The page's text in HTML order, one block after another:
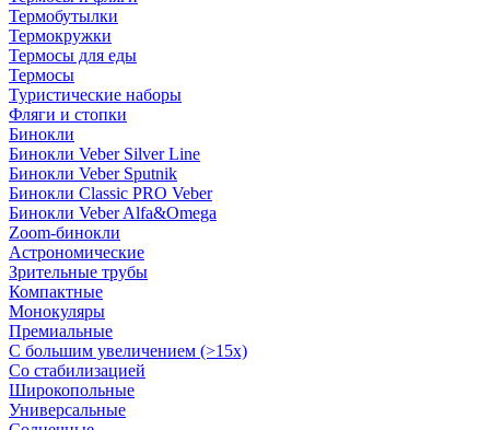
Термобутылки
Термокружки
Термосы для еды
Термосы
Туристические наборы
Фляги и стопки
Бинокли
Бинокли Veber Silver Line
Бинокли Veber Sputnik
Бинокли Classic PRO Veber
Бинокли Veber Alfa&Omega
Zoom-бинокли
Астрономические
Зрительные трубы
Компактные
Монокуляры
Премиальные
С большим увеличением (>15x)
Со стабилизацией
Широкопольные
Универсальные